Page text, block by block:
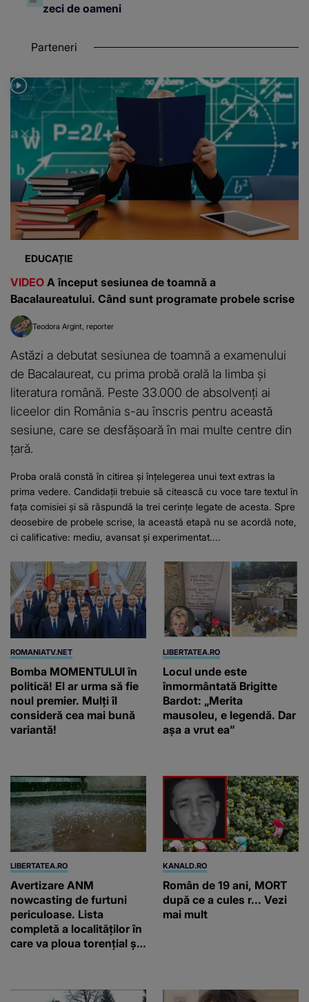
zeci de oameni
Parteneri
EDUCAȚIE
VIDEO A început sesiunea de toamnă a
Bacalaureatului. Când sunt programate probele scrise
Teodora Argint reporter
Astăzi a debutat sesiunea de toamnă a examenului
de Bacalaureat, cu prima probă orală la limba și
literatura română. Peste 33.000 de absolvenți ai
liceelor din România s-au înscris pentru această
sesiune, care se desfășoară în mai multe centre din
țară.
Proba orală constă în citirea și înțelegerea unui text extras la
prima vedere. Candidații trebuie să citească cu voce tare textul în
fața comisiei și să răspundă la trei cerințe legate de acesta. Spre
deosebire de probele scrise, la această etapă nu se acordă note,
ci calificative: mediu, avansat și experimentat....
ROMANIATV.NET
Bomba MOMENTULUI în
politică! El ar urma să fie
noul premier. Mulți îl
consideră cea mai bună
variantă!
LIBERTATEA.RO
Locul unde este
înmormântată Brigitte
Bardot: „Merita
mausoleu, e legendă. Dar
așa a vrut ea”
LIBERTATEA.RO
Avertizare ANM
nowcasting de furtuni
periculoase. Lista
completă a localităților în
care va ploua torențial și
KANALD.RO
Român de 19 ani, MORT
după ce a cules r... Vezi
mai mult